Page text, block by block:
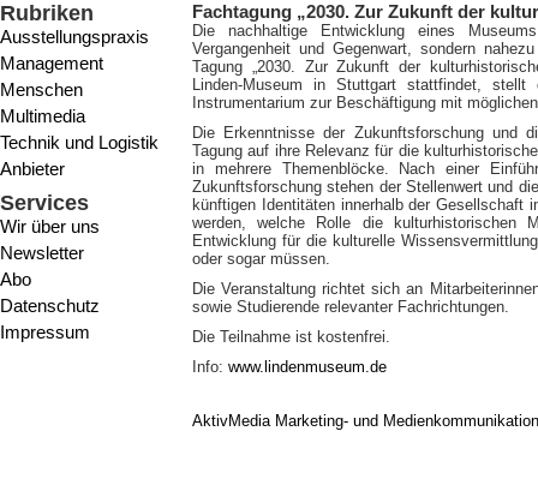
Rubriken
Ausstellungspraxis
Management
Menschen
Multimedia
Technik und Logistik
Anbieter
Services
Wir über uns
Newsletter
Abo
Datenschutz
Impressum
Fachtagung „2030. Zur Zukunft der
Die nachhaltige Entwicklung eines
Vergangenheit und Gegenwart, sondern
Tagung „2030. Zur Zukunft der
Linden-Museum in Stuttgart stattfindet, stellt
Instrumentarium zur Beschäftigung mit
Die Erkenntnisse der Zukunftsforschung und
Tagung auf ihre Relevanz für die
in mehrere Themenblöcke. Nach einer
Zukunftsforschung stehen der Stellenwert und
künftigen Identitäten innerhalb der
werden, welche Rolle die kulturhistorischen
Entwicklung für die kulturelle
oder sogar müssen.
Die Veranstaltung richtet sich an
sowie Studierende relevanter Fachrichtungen.
Die Teilnahme ist kostenfrei.
Info: www.lindenmuseum.de
AktivMedia Marketing- und